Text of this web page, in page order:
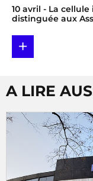
10 avril - La cellule
distinguée aux
+
A LIRE